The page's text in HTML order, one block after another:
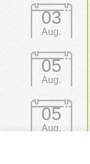
03
Aug.
05
Aug.
05
Aug.